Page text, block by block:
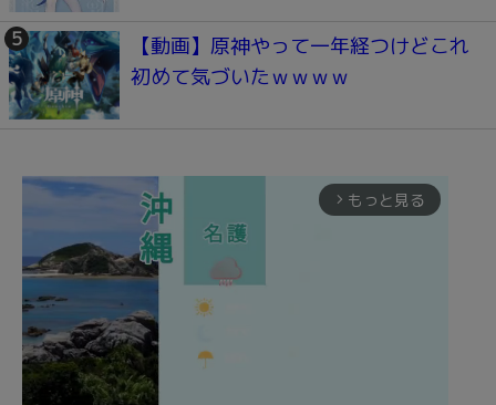
【動画】原神やって一年経つけどこれ
初めて気づいたｗｗｗｗ
arrow_forward_ios もっと見る